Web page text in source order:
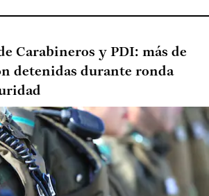
Carabineros y PDI: más de
detenidas durante ronda